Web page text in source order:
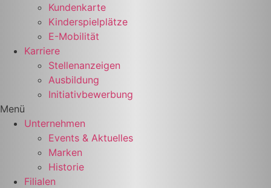
Kundenkarte
Kinderspielplätze
E-Mobilität
Karriere
Stellenanzeigen
Ausbildung
Initiativbewerbung
Menü
Unternehmen
Events & Aktuelles
Marken
Historie
Filialen